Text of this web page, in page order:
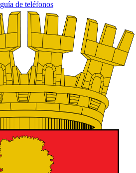
guía de teléfonos